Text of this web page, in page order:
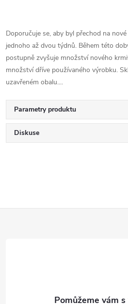
Doporučuje se, aby byl přechod na
jednoho až dvou týdnů. Během této
postupně zvyšuje množství nového
množství dříve používaného výrobku.
uzavřeném obalu....
Parametry produktu
Diskuse